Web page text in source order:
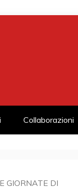
Collaborazioni
GIORNATE DI